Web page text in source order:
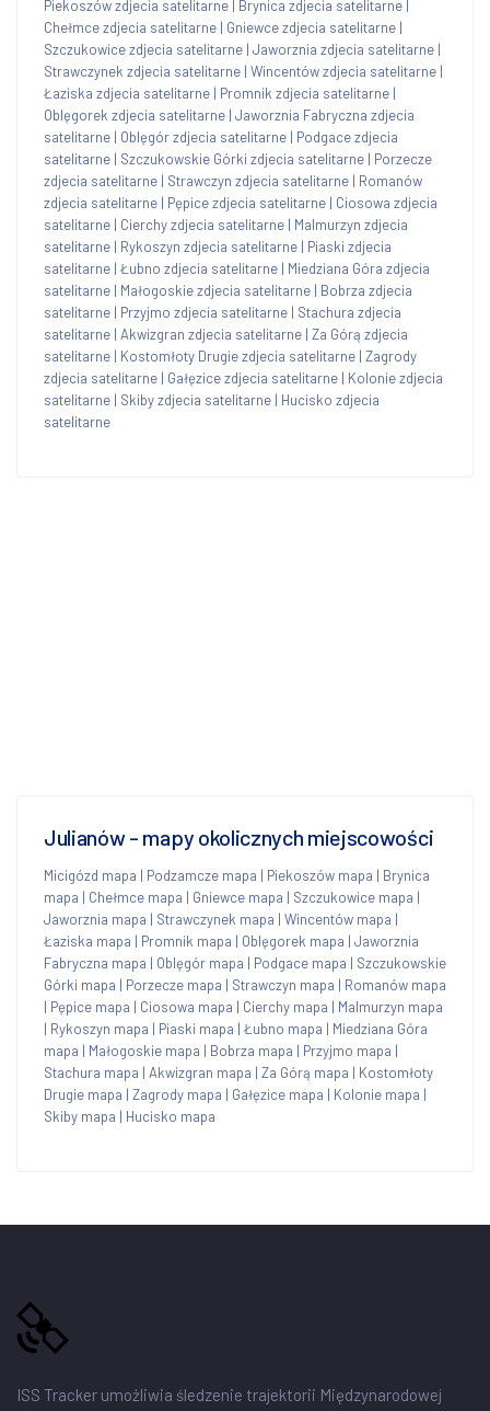
Piekoszów zdjecia satelitarne Brynica zdjecia satelitarne
Chełmce zdjecia satelitarne | Gniewce zdjecia satelitarne |
Szczukowice zdjecia satelitarne | Jaworznia zdjecia satelitarne |
Strawczynek zdjecia satelitarne | Wincentów zdjecia satelitarne |
Łaziska zdjecia satelitarne | Promnik zdjecia satelitarne |
Oblęgorek zdjecia satelitarne | Jaworznia Fabryczna zdjecia
satelitarne | Oblęgór zdjecia satelitarne | Podgace zdjecia
satelitarne | Szczukowskie Górki zdjecia satelitarne | Porzecze
zdjecia satelitarne | Strawczyn zdjecia satelitarne | Romanów
zdjecia satelitarne | Pępice zdjecia satelitarne | Ciosowa zdjecia
satelitarne | Cierchy zdjecia satelitarne | Malmurzyn zdjecia
satelitarne | Rykoszyn zdjecia satelitarne | Piaski zdjecia
satelitarne | Łubno zdjecia satelitarne | Miedziana Góra zdjecia
satelitarne | Małogoskie zdjecia satelitarne | Bobrza zdjecia
satelitarne | Przyjmo zdjecia satelitarne | Stachura zdjecia
satelitarne | Akwizgran zdjecia satelitarne | Za Górą zdjecia
satelitarne | Kostomłoty Drugie zdjecia satelitarne | Zagrody
zdjecia satelitarne | Gałęzice zdjecia satelitarne | Kolonie zdjecia
satelitarne | Skiby zdjecia satelitarne | Hucisko zdjecia
satelitarne
Julianów - mapy okolicznych miejscowości
Micigózd mapa | Podzamcze mapa | Piekoszów mapa | Brynica
mapa | Chełmce mapa | Gniewce mapa | Szczukowice mapa |
Jaworznia mapa | Strawczynek mapa | Wincentów mapa |
Łaziska mapa | Promnik mapa | Oblęgorek mapa | Jaworznia
Fabryczna mapa | Oblęgór mapa | Podgace mapa | Szczukowskie
Górki mapa | Porzecze mapa | Strawczyn mapa | Romanów mapa
| Pępice mapa | Ciosowa mapa | Cierchy mapa | Malmurzyn mapa
| Rykoszyn mapa | Piaski mapa | Łubno mapa | Miedziana Góra
mapa | Małogoskie mapa | Bobrza mapa | Przyjmo mapa |
Stachura mapa | Akwizgran mapa | Za Górą mapa | Kostomłoty
Drugie mapa | Zagrody mapa | Gałęzice mapa | Kolonie mapa |
Skiby mapa | Hucisko mapa
ISS Tracker umożliwia śledzenie trajektorii Międzynarodowej